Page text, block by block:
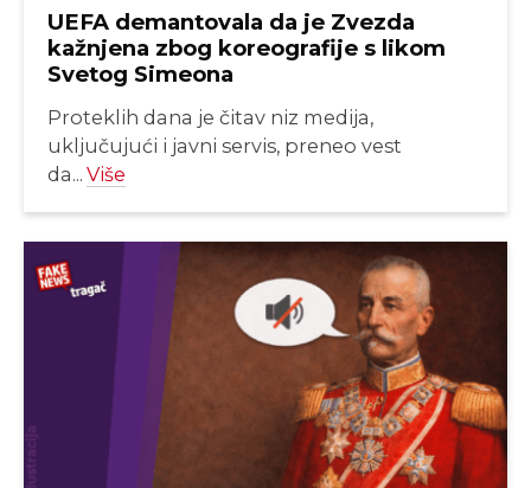
UEFA demantovala da je Zvezda
kažnjena zbog koreografije s likom
Svetog Simeona
Proteklih dana je čitav niz medija,
uključujući i javni servis, preneo vest
da... Više